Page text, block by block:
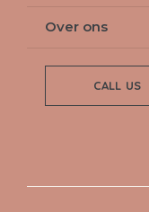
Over ons
CALL US